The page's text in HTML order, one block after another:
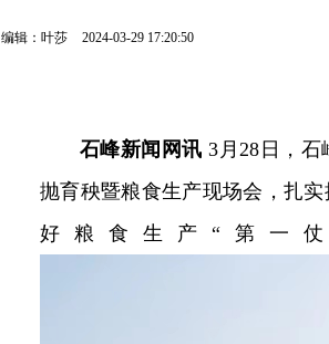
编辑：叶莎 2024-03-29 17:20:50
石峰新闻网讯 3月28日，
抛育秧暨粮食生产现场会，扎
好粮食生产“第一